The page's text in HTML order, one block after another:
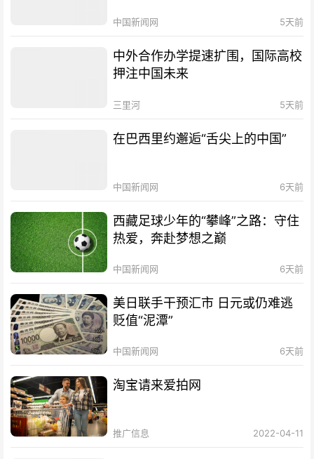
中国新闻网 5天前
中外合作办学提速扩围，国际高校
押注中国未来
三里河 5天前
在巴西里约邂逅“舌尖上的中国”
中国新闻网 6天前
西藏足球少年的“攀峰”之路：守住
热爱，奔赴梦想之巅
中国新闻网 6天前
美日联手干预汇市 日元或仍难逃
贬值“泥潭”
中国新闻网 6天前
淘宝请来爱拍网
推广信息 2022-04-11